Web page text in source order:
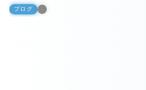
ブログ